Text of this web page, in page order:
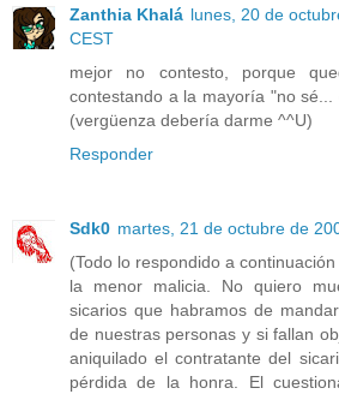
Zanthia Khalá lunes, 20 de
CEST
mejor no contesto, porque
contestando a la mayoría "no
(vergüenza debería darme ^^U)
Responder
Sdk0 martes, 21 de octubre de
(Todo lo respondido a
la menor malicia. No quiero
sicarios que habramos de
de nuestras personas y si fallan
aniquilado el contratante del
pérdida de la honra. El